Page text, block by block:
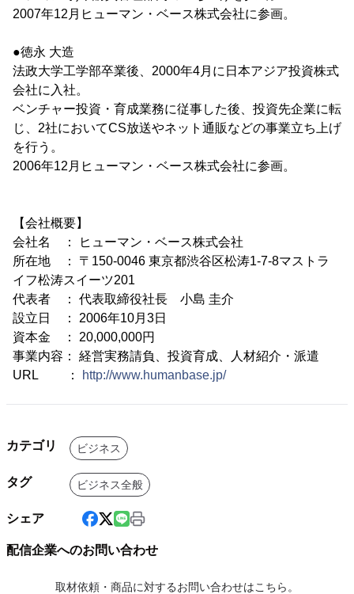
2007年12月ヒューマン・ベース株式会社に参画。
●徳永 大造
法政大学工学部卒業後、2000年4月に日本アジア投資株式
会社に入社。
ベンチャー投資・育成業務に従事した後、投資先企業に転
じ、2社においてCS放送やネット通販などの事業立ち上げ
を行う。
2006年12月ヒューマン・ベース株式会社に参画。
【会社概要】
会社名 ： ヒューマン・ベース株式会社
所在地 ： 〒150-0046 東京都渋谷区松涛1-7-8マストラ
イフ松涛スイーツ201
代表者 ： 代表取締役社長 小島 圭介
設立日 ： 2006年10月3日
資本金 ： 20,000,000円
事業内容： 経営実務請負、投資育成、人材紹介・派遣
URL ：
http://www.humanbase.jp/
カテゴリ ビジネス
タグ ビジネス全般
シェア
配信企業へのお問い合わせ
取材依頼・商品に対するお問い合わせはこちら。